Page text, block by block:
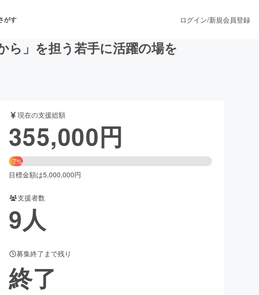
がす
ーマンス
ファッション
・ヘルスケア
ログイン/新規会員登録
」を担う若手に活躍の場を
現在の支援総額
355,000円
7%
目標金額は5,000,000円
支援者数
9人
募集終了まで残り
終了